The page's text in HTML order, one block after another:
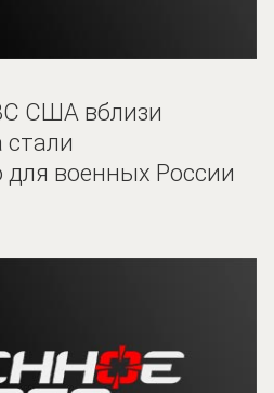
США вблизи
военных России